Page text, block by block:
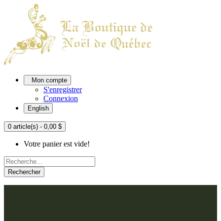
Mon compte
S'enregistrer
Connexion
English
0 article(s) - 0,00 $
Votre panier est vide!
Rechercher